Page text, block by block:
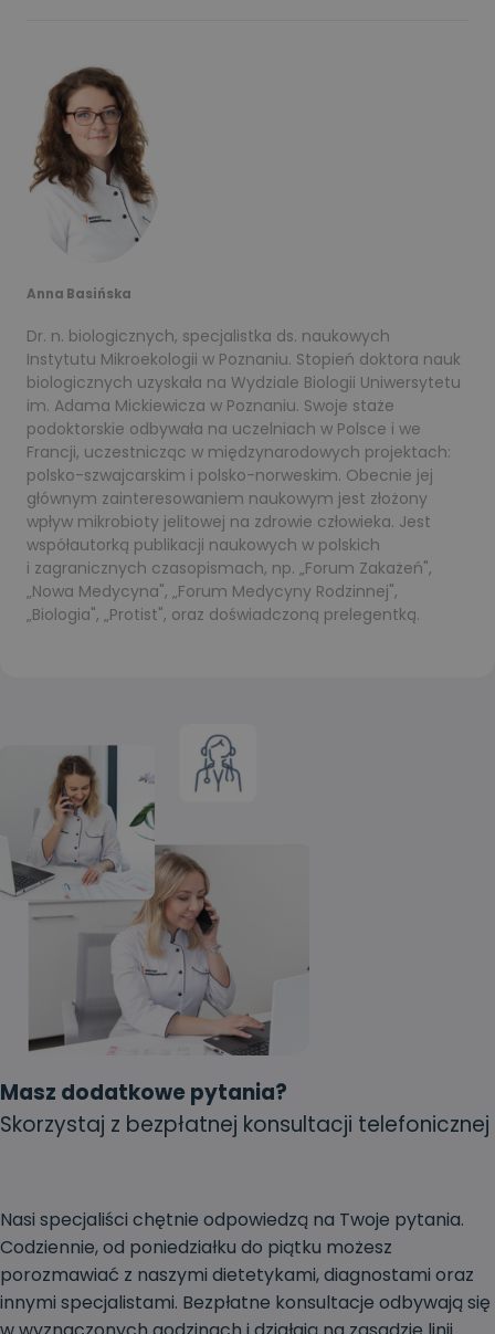
Anna Basińska
Dr. n. biologicznych, specjalistka ds. naukowych
Instytutu Mikroekologii w Poznaniu. Stopień doktora nauk
biologicznych uzyskała na Wydziale Biologii Uniwersytetu
im. Adama Mickiewicza w Poznaniu. Swoje staże
podoktorskie odbywała na uczelniach w Polsce i we
Francji, uczestnicząc w międzynarodowych projektach:
polsko-szwajcarskim i polsko-norweskim. Obecnie jej
głównym zainteresowaniem naukowym jest złożony
wpływ mikrobioty jelitowej na zdrowie człowieka. Jest
współautorką publikacji naukowych w polskich
i zagranicznych czasopismach, np. „Forum Zakażeń",
„Nowa Medycyna", „Forum Medycyny Rodzinnej",
„Biologia", „Protist", oraz doświadczoną prelegentką.
Masz dodatkowe pytania?
Skorzystaj z bezpłatnej konsultacji telefonicznej
Nasi specjaliści chętnie odpowiedzą na Twoje pytania.
Codziennie, od poniedziałku do piątku możesz
porozmawiać z naszymi dietetykami, diagnostami oraz
innymi specjalistami. Bezpłatne konsultacje odbywają się